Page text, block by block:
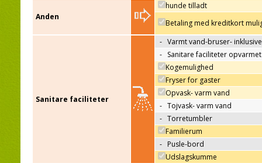
Anden
hunde tilladt
Betaling med kreditkort
Sanitare faciliteter
- Varmt vand-bruser- inklusive
- Sanitare faciliteter opvarmet
Kogemulighed
Fryser for gaster
Opvask- varm vand
- Tojvask- varm vand
- Torretumbler
Familierum
- Pusle-bord
Udslagskumme